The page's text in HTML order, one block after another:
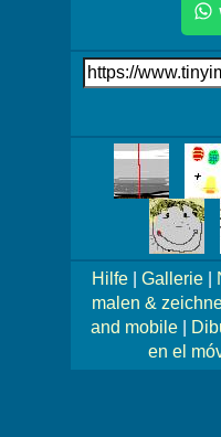
Link
auf's
Mehr
Bilder!
Hilfe| Gallerie|
malen &
and mobile|
en el